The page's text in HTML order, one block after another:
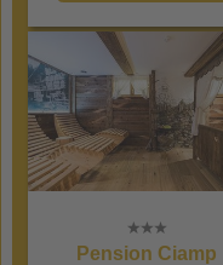
Pension Ciamp